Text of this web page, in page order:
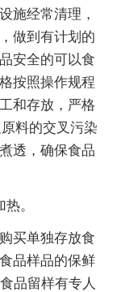
施经常清理，
做到有计划的
安全的可以食
按照操作规程
和存放，严格
料的交叉污染
透，确保食品
。
买单独存放食
品样品的保鲜
品留样有专人